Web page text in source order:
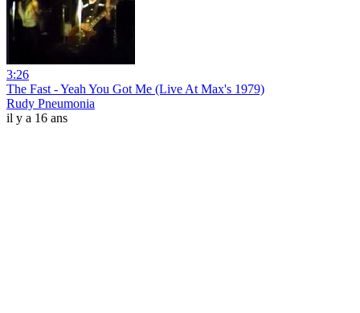
3:26
The Fast - Yeah You Got Me (Live At Max's 1979)
Rudy Pneumonia
il y a 16 ans